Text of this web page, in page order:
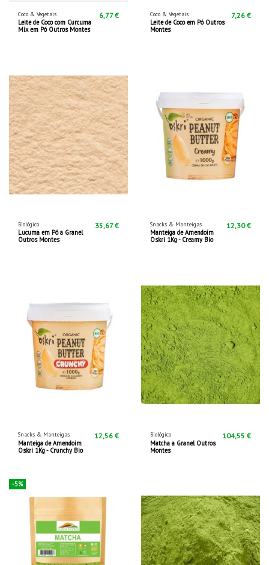
Coco & Vegetais
Leite de Coco com Curcuma
Mix em Pó Outros Montes
6,77 € Coco & Vegetais
Leite de Coco em Pó Outros
Montes
7,26 €
Biológico
Lucuma em Pó a Granel
Outros Montes
35,67 € Snacks & Manteigas
Manteiga de Amendoim
Oskri 1Kg - Creamy Bio
12,30 €
Snacks & Manteigas
Manteiga de Amendoim
Oskri 1Kg - Crunchy Bio
12,56 € Biológico
Matcha a Granel Outros
Montes
104,55 €
-5%